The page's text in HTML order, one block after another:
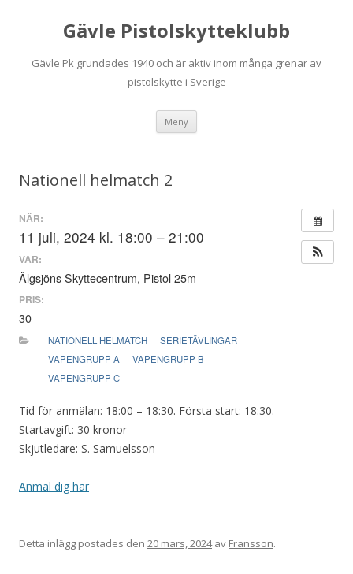
Gävle Pistolskytteklubb
Gävle Pk grundades 1940 och är aktiv inom många grenar av
pistolskytte i Sverige
Meny
Nationell helmatch 2
NÄR:
11 juli, 2024 kl. 18:00 – 21:00
VAR:
Älgsjöns Skyttecentrum, Pistol 25m
PRIS:
30
NATIONELL HELMATCH
SERIETÄVLINGAR
VAPENGRUPP A
VAPENGRUPP B
VAPENGRUPP C
Tid för anmälan: 18:00 – 18:30. Första start: 18:30.
Startavgift: 30 kronor
Skjutledare: S. Samuelsson
Anmäl dig här
Detta inlägg postades den 20 mars, 2024av Fransson.